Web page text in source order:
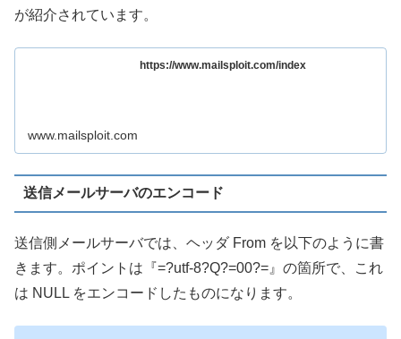
が紹介されています。
https://www.mailsploit.com/index
www.mailsploit.com
送信メールサーバのエンコード
送信側メールサーバでは、ヘッダ From を以下のように書
きます。ポイントは『=?utf-8?Q?=00?=』の箇所で、これ
は NULL をエンコードしたものになります。